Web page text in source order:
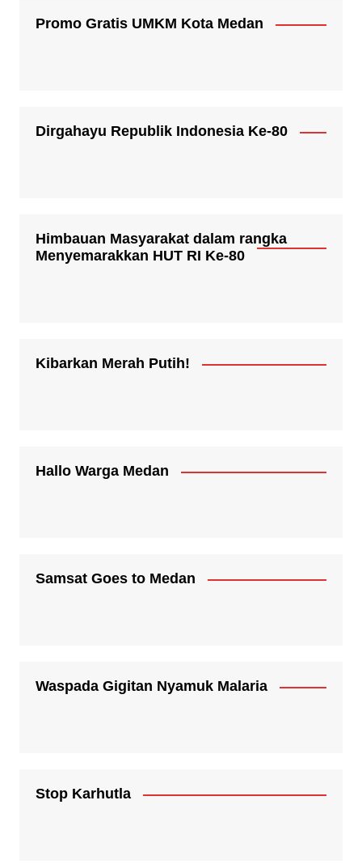
Promo Gratis UMKM Kota Medan
Dirgahayu Republik Indonesia Ke-80
Himbauan Masyarakat dalam rangka
Menyemarakkan HUT RI Ke-80
Kibarkan Merah Putih!
Hallo Warga Medan
Samsat Goes to Medan
Waspada Gigitan Nyamuk Malaria
Stop Karhutla